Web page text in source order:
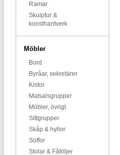
Ramar
Skulptur &
konsthantverk
Möbler
Bord
Byråar, sekretärer
Kistor
Matsalsgrupper
Möbler, övrigt
Sittgrupper
Skåp & hyllor
Soffor
Stolar & Fåtöljer